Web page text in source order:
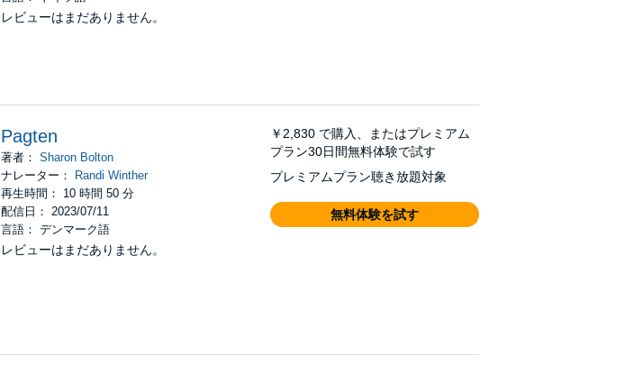
レビューはまだありません。
Pagten
著者：Sharon Bolton
ナレーター： Randi Winther
再生時間： 10 時間 50 分
配信日： 2023/07/11
言語： デンマーク語
レビューはまだありません。
￥2,830 で購入、またはプレミアム
プラン30日間無料体験で試す
プレミアムプラン聴き放題対象
無料体験を試す